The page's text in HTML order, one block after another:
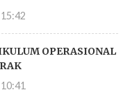
OPERASIONAL